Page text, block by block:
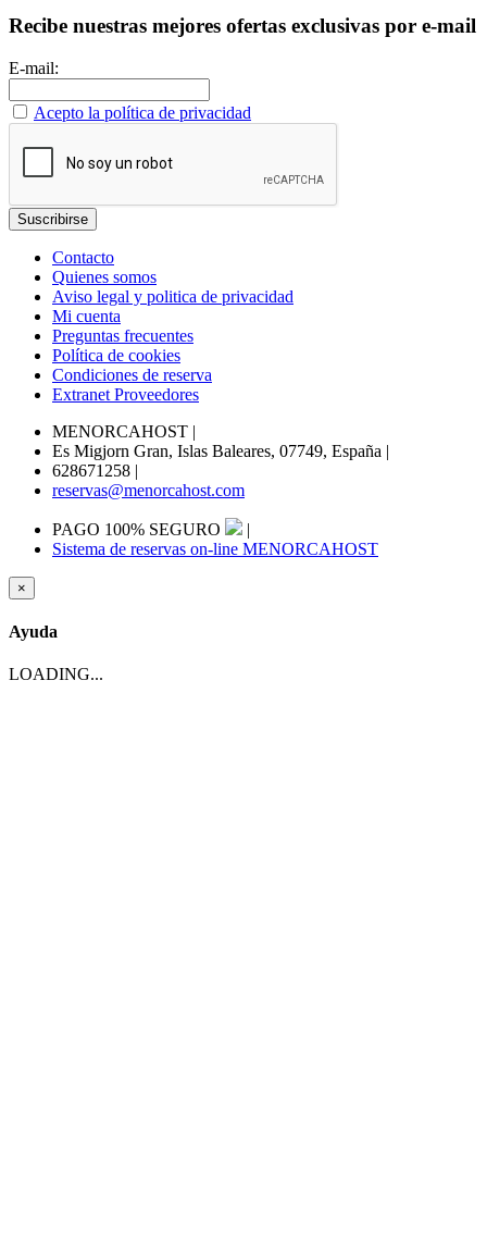
Recibe nuestras mejores ofertas exclusivas por e-mail
E-mail:
Acepto la política de privacidad
Contacto
Quienes somos
Aviso legal y politica de privacidad
Mi cuenta
Preguntas frecuentes
Política de cookies
Condiciones de reserva
Extranet Proveedores
MENORCAHOST |
Es Migjorn Gran, Islas Baleares, 07749, España |
628671258 |
reservas@menorcahost.com
PAGO 100% SEGURO
|
Sistema de reservas on-line MENORCAHOST
×
Ayuda
LOADING...